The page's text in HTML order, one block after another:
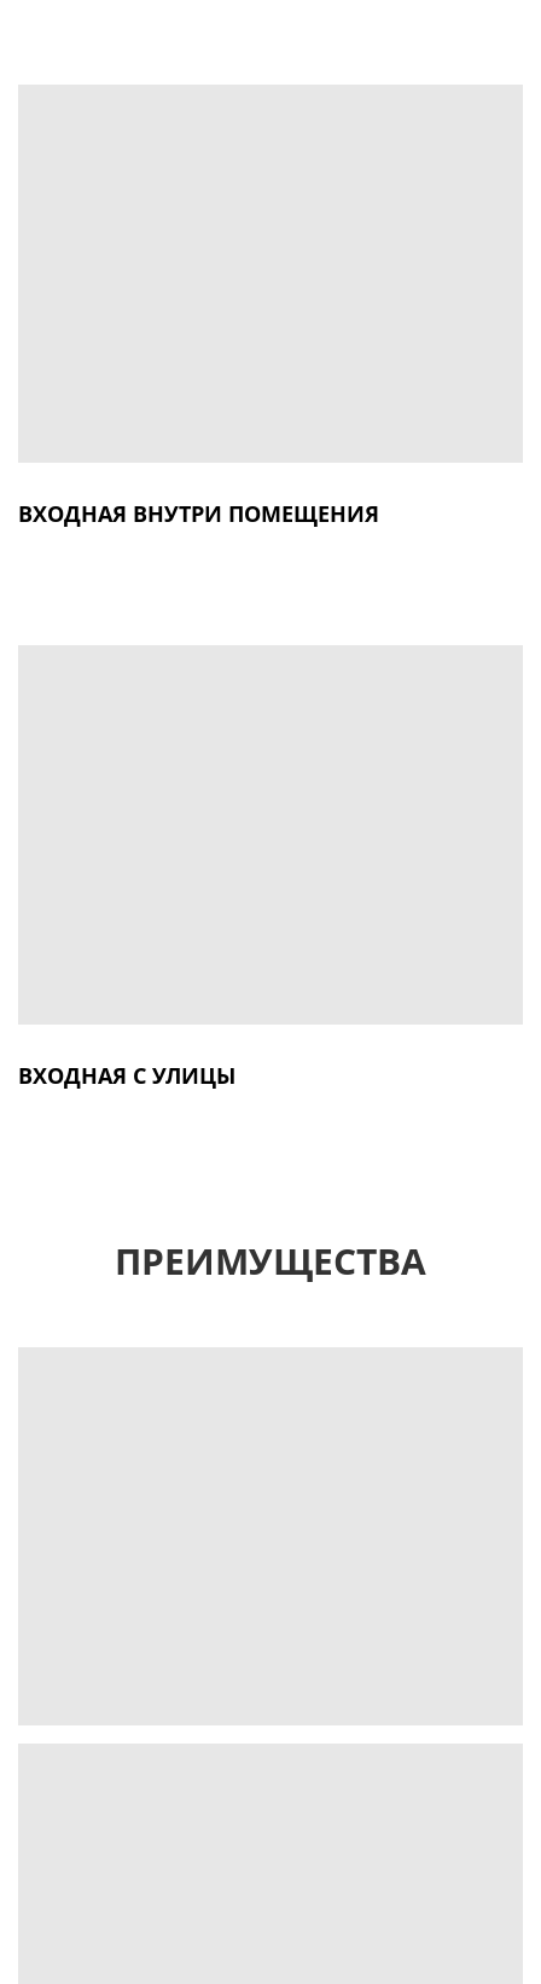
ВХОДНАЯ ВНУТРИ ПОМЕЩЕНИЯ
ВХОДНАЯ С УЛИЦЫ
ПРЕИМУЩЕСТВА